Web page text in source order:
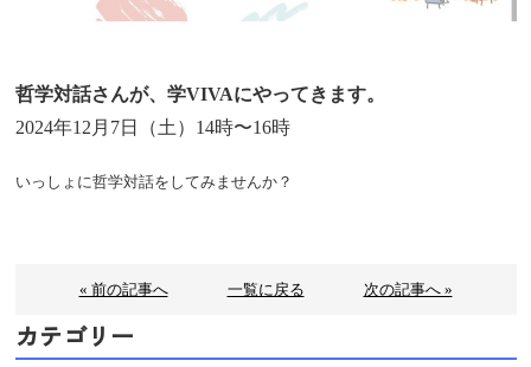
哲学対話さんが、学VIVAにやってきます。
2024年12月7日（土）14時〜16時
いっしょに哲学対話をしてみませんか？
« 前の記事へ 一覧に戻る 次の記事へ »
カテゴリー